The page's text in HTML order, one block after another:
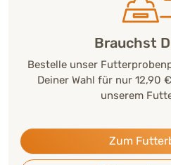
Brauchst
Bestelle unser
Deiner Wahl für nur 12,90
unserem
Zum